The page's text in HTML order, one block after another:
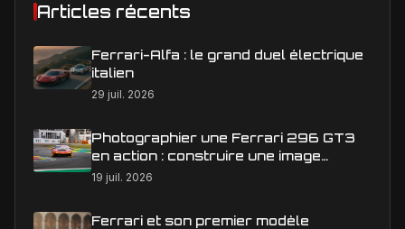
Articles récents
Ferrari-Alfa : le grand duel électrique
italien
29 juil. 2026
Photographier une Ferrari 296 GT3
en action : construire une image
éditoriale qui raconte la course
19 juil. 2026
Ferrari et son premier modèle